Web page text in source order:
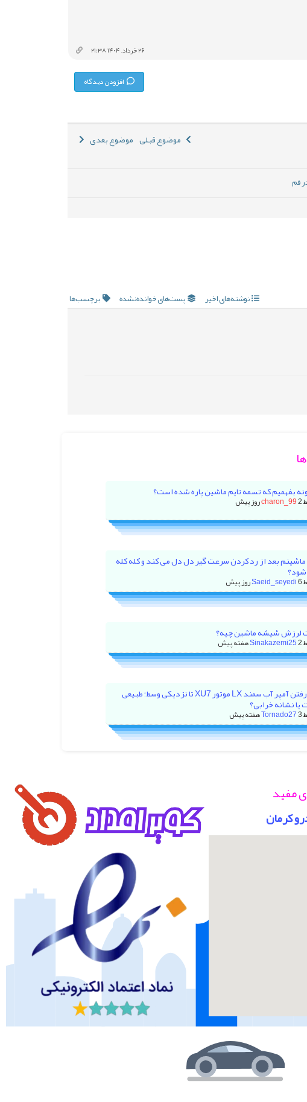
۲۶ خرداد, ۱۴۰۴ ۲۱:۳۸
افزودن دیدگاه
موضوع قبلی موضوع بعدی
نوشته‌های اخیر پست‌های خوانده‌نشده برچسب‌ها
بفهمیم که تسمه تایم ماشین پاره شده است؟
charon_992 روز پیش
ماشینم بعد از رد کردن سرعت گیر دل دل می کند و کله کله
Saeid_seyedi6 روز پیش
لرزش شیشه ماشین چیه؟
Sinakazemi252 هفته پیش
بالا رفتن آمپر آب سمند LX موتور XU7 تا نزدیکی وسط؛ طبیعی
یا نشانه خرابی؟
Tornado273 هفته پیش
مفید
کرمان